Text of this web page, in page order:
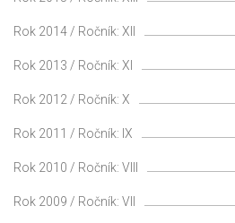
Rok 2014 / Ročník: XII
Rok 2013 / Ročník: XI
Rok 2012 / Ročník: X
Rok 2011 / Ročník: IX
Rok 2010 / Ročník: VIII
Rok 2009 / Ročník: VII